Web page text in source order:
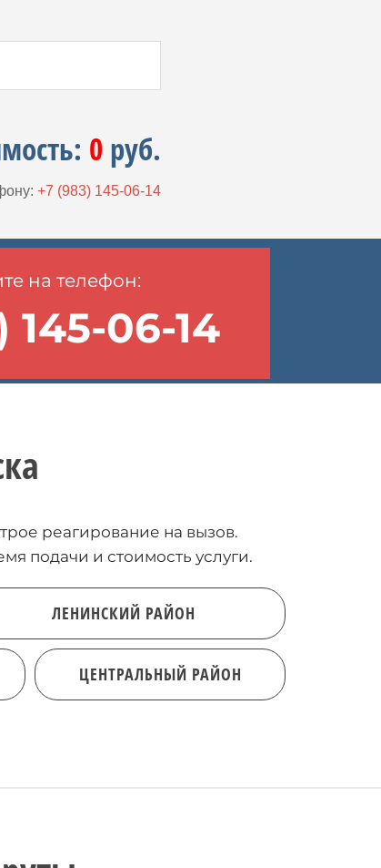
0 руб.
+7 (983) 145-06-14
на телефон:
145-06-14
реагирование на вызов.
подачи и стоимость услуги.
ЛЕНИНСКИЙ РАЙОН
ЦЕНТРАЛЬНЫЙ РАЙОН